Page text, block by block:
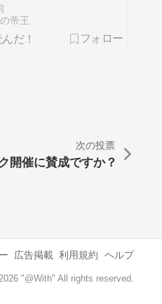
帝王
次の投票
開催に賛成ですか？
広告掲載 利用規約 ヘルプ
"@With" All rights reserved.